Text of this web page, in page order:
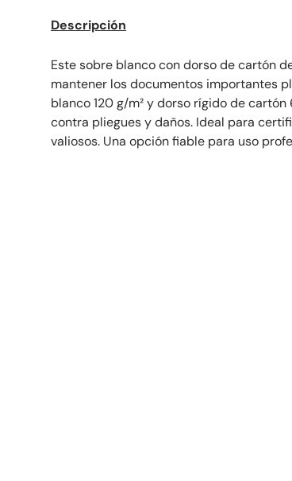
Descripción
Este sobre blanco con dorso de cartón
mantener los documentos importantes
blanco 120 g/m² y dorso rígido de
contra pliegues y daños. Ideal para
valiosos. Una opción fiable para uso